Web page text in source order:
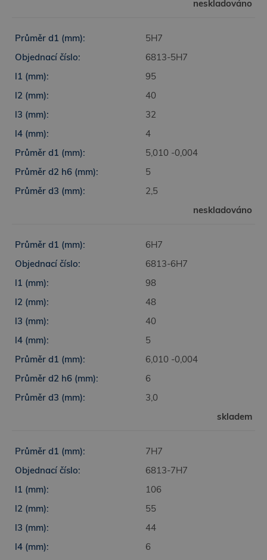
neskladováno
5H7
6813-5H7
95
40
32
4
5,010 -0,004
5
2,5
neskladováno
6H7
6813-6H7
98
48
40
5
6,010 -0,004
6
3,0
skladem
7H7
6813-7H7
106
55
44
6